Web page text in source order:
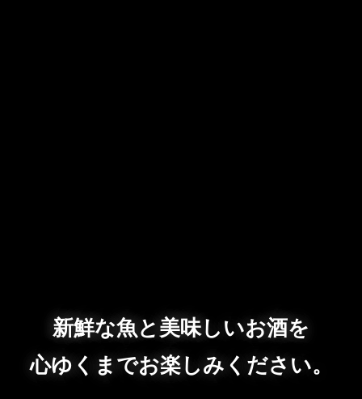
新鮮な魚と美味しいお酒を
心ゆくまでお楽しみください。